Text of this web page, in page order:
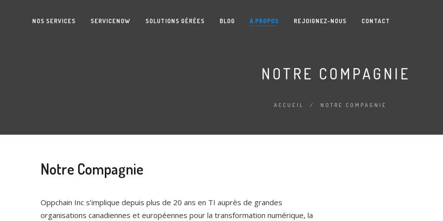
NOS SERVICES SERVICENOW SOLUTIONS GÉRÉES BLOG À PROPOS REJOIGNEZ-NOUS CONTACT
NOTRE COMPAGNIE
ACCUEIL / NOTRE COMPAGNIE
Notre Compagnie
Oppchain Inc s’implique depuis plus de 20 ans en TI auprès de grandes
organisations canadiennes et européennes pour la transformation numérique, la